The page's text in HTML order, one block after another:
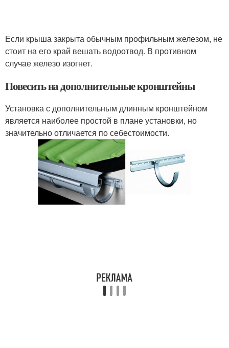
Если крыша закрыта обычным профильным железом, не
стоит на его край вешать водоотвод. В противном
случае железо изогнет.
Повесить на дополнительные кронштейны
Установка с дополнительным длинным кронштейном
является наиболее простой в плане установки, но
значительно отличается по себестоимости.